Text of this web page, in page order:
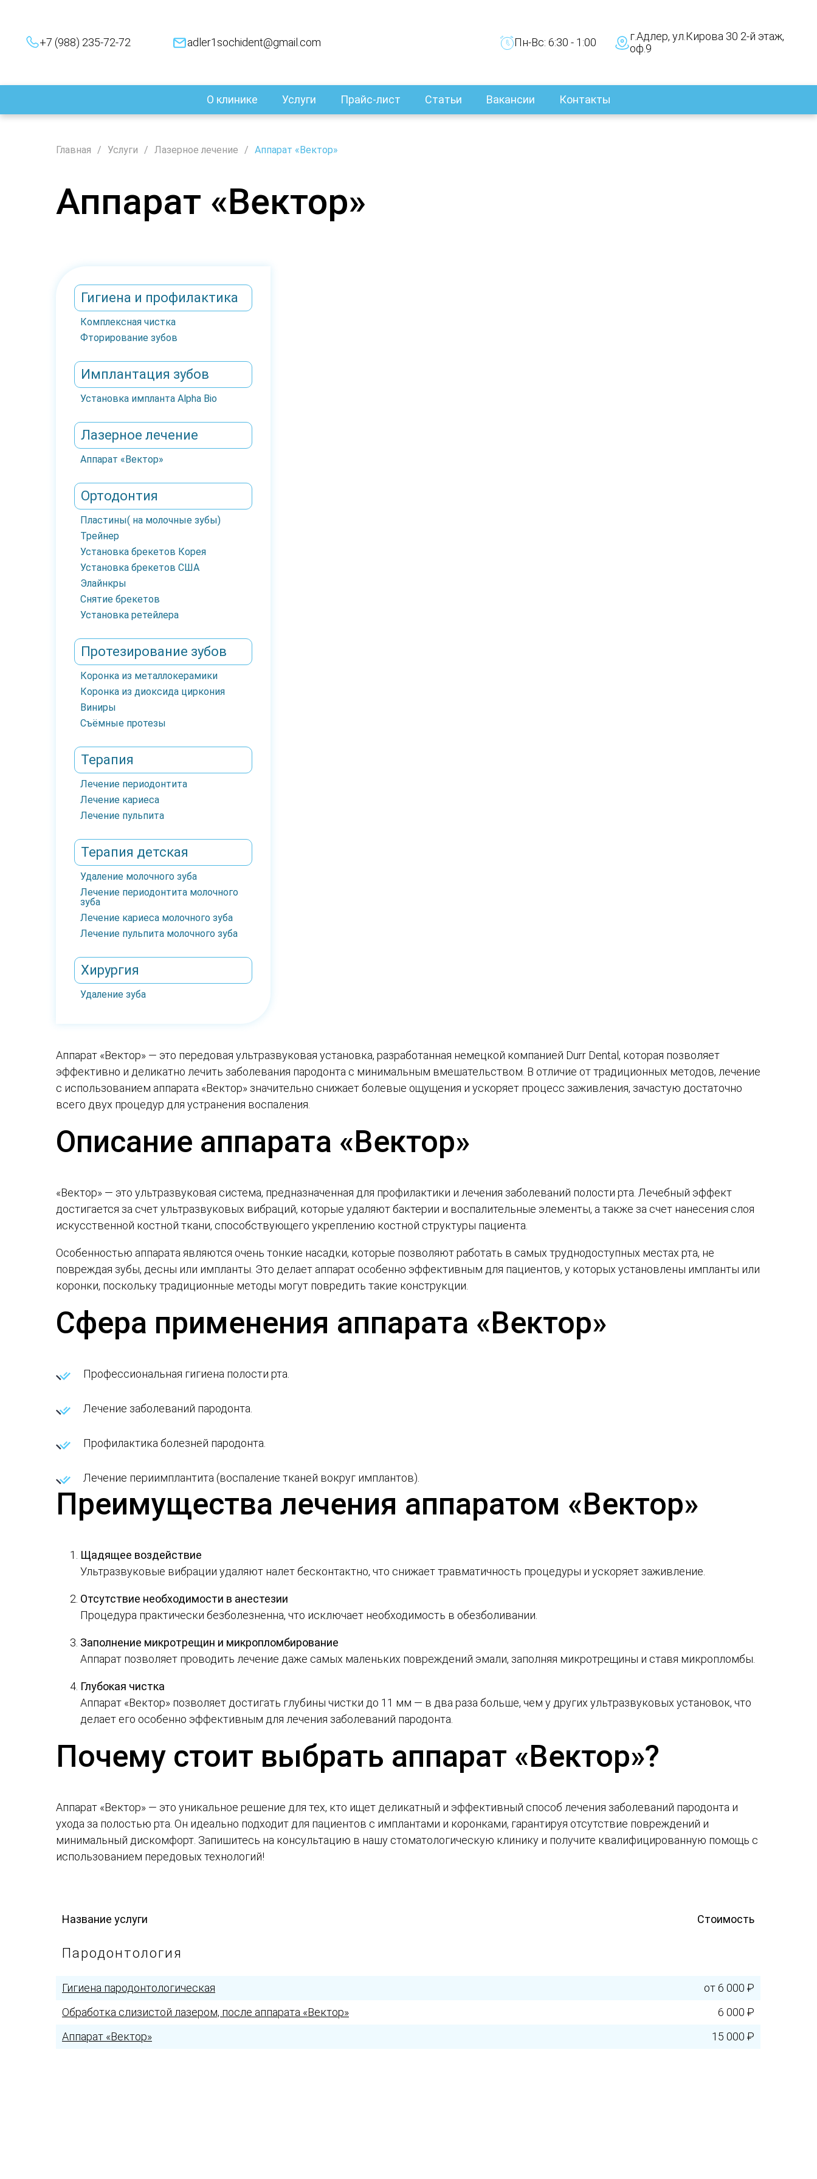
+7 (988) 235-72-72 adler1sochident@gmail.com Пн-Вс: 6:30 - 1:00
г.Адлер, ул.Кирова 30 2-й этаж,
оф.9
О клинике Услуги Прайс-лист Статьи Вакансии Контакты
Главная Услуги Лазерное лечение Аппарат «Вектор»
Аппарат «Вектор»
Гигиена и профилактика
Комплексная чистка
Фторирование зубов
Имплантация зубов
Установка импланта Alpha Bio
Лазерное лечение
Аппарат «Вектор»
Ортодонтия
Пластины( на молочные зубы)
Трейнер
Установка брекетов Корея
Установка брекетов США
Элайнкры
Снятие брекетов
Установка ретейлера
Протезирование зубов
Коронка из металлокерамики
Коронка из диоксида циркония
Виниры
Съёмные протезы
Терапия
Лечение периодонтита
Лечение кариеса
Лечение пульпита
Терапия детская
Удаление молочного зуба
Лечение периодонтита молочного
зуба
Лечение кариеса молочного зуба
Лечение пульпита молочного зуба
Хирургия
Удаление зуба
Аппарат «Вектор» — это передовая ультразвуковая установка, разработанная немецкой компанией Durr Dental, которая позволяет
эффективно и деликатно лечить заболевания пародонта с минимальным вмешательством. В отличие от традиционных методов, лечение
с использованием аппарата «Вектор» значительно снижает болевые ощущения и ускоряет процесс заживления, зачастую достаточно
всего двух процедур для устранения воспаления.
Описание аппарата «Вектор»
«Вектор» — это ультразвуковая система, предназначенная для профилактики и лечения заболеваний полости рта. Лечебный эффект
достигается за счет ультразвуковых вибраций, которые удаляют бактерии и воспалительные элементы, а также за счет нанесения слоя
искусственной костной ткани, способствующего укреплению костной структуры пациента.
Особенностью аппарата являются очень тонкие насадки, которые позволяют работать в самых труднодоступных местах рта, не
повреждая зубы, десны или импланты. Это делает аппарат особенно эффективным для пациентов, у которых установлены импланты или
коронки, поскольку традиционные методы могут повредить такие конструкции.
Сфера применения аппарата «Вектор»
Профессиональная гигиена полости рта.
Лечение заболеваний пародонта.
Профилактика болезней пародонта.
Лечение периимплантита (воспаление тканей вокруг имплантов).
Преимущества лечения аппаратом «Вектор»
Щадящее воздействие
Ультразвуковые вибрации удаляют налет бесконтактно, что снижает травматичность процедуры и ускоряет заживление.
Отсутствие необходимости в анестезии
Процедура практически безболезненна, что исключает необходимость в обезболивании.
Заполнение микротрещин и микропломбирование
Аппарат позволяет проводить лечение даже самых маленьких повреждений эмали, заполняя микротрещины и ставя микропломбы.
Глубокая чистка
Аппарат «Вектор» позволяет достигать глубины чистки до 11 мм — в два раза больше, чем у других ультразвуковых установок, что
делает его особенно эффективным для лечения заболеваний пародонта.
Почему стоит выбрать аппарат «Вектор»?
Аппарат «Вектор» — это уникальное решение для тех, кто ищет деликатный и эффективный способ лечения заболеваний пародонта и
ухода за полостью рта. Он идеально подходит для пациентов с имплантами и коронками, гарантируя отсутствие повреждений и
минимальный дискомфорт. Запишитесь на консультацию в нашу стоматологическую клинику и получите квалифицированную помощь с
использованием передовых технологий!
Название услуги Стоимость
Пародонтология
Гигиена пародонтологическая
от 6 000 ₽
Обработка слизистой лазером, после аппарата «Вектор»
6 000 ₽
Аппарат «Вектор»
15 000 ₽